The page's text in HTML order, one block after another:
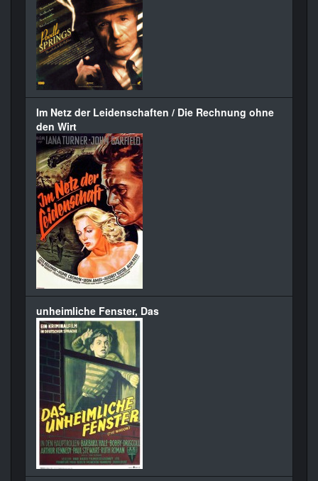
Im Netz der Leidenschaften / Die Rechnung ohne
den Wirt
unheimliche Fenster, Das